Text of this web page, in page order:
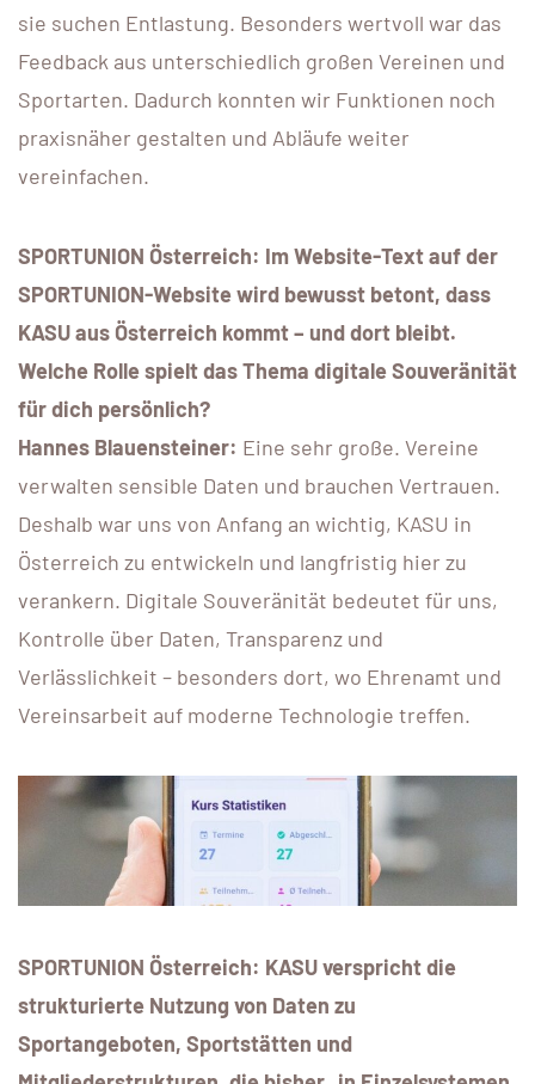
sie suchen Entlastung. Besonders wertvoll war das
Feedback aus unterschiedlich großen Vereinen und
Sportarten. Dadurch konnten wir Funktionen noch
praxisnäher gestalten und Abläufe weiter
vereinfachen.
SPORTUNION Österreich: Im Website-Text auf der
SPORTUNION-Website wird bewusst betont, dass
KASU aus Österreich kommt – und dort bleibt.
Welche Rolle spielt das Thema digitale Souveränität
für dich persönlich?
Hannes Blauensteiner: Eine sehr große. Vereine
verwalten sensible Daten und brauchen Vertrauen.
Deshalb war uns von Anfang an wichtig, KASU in
Österreich zu entwickeln und langfristig hier zu
verankern. Digitale Souveränität bedeutet für uns,
Kontrolle über Daten, Transparenz und
Verlässlichkeit – besonders dort, wo Ehrenamt und
Vereinsarbeit auf moderne Technologie treffen.
SPORTUNION Österreich: KASU verspricht die
strukturierte Nutzung von Daten zu
Sportangeboten, Sportstätten und